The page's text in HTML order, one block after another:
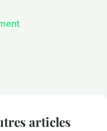
articles